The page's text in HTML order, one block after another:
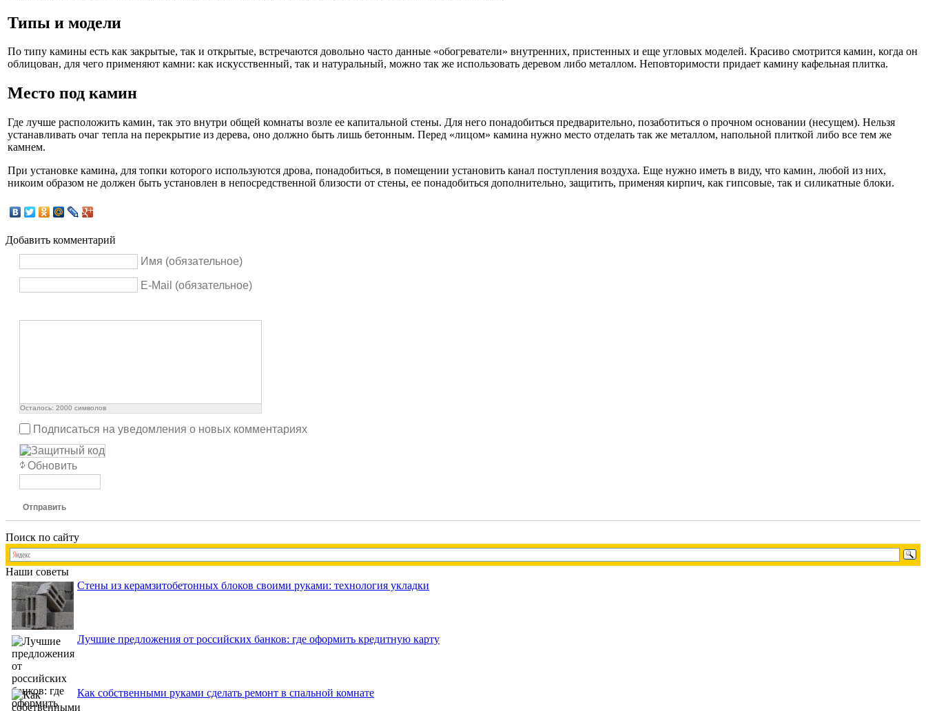
Типы и модели
По типу камины есть как закрытые, так и открытые, встречаются довольно часто данные «обогреватели» внутренних, пристенных и еще угловых моделей. Красиво смотрится камин, когда он
облицован, для чего применяют камни: как искусственный, так и натуральный, можно так же использовать деревом либо металлом. Неповторимости придает камину кафельная плитка.
Место под камин
Где лучше расположить камин, так это внутри общей комнаты возле ее капитальной стены. Для него понадобиться предварительно, позаботиться о прочном основании (несущем). Нельзя
устанавливать очаг тепла на перекрытие из дерева, оно должно быть лишь бетонным. Перед «лицом» камина нужно место отделать так же металлом, напольной плиткой либо все тем же
камнем.
При установке камина, для топки которого используются дрова, понадобиться, в помещении установить канал поступления воздуха. Еще нужно иметь в виду, что камин, любой из них,
никоим образом не должен быть установлен в непосредственной близости от стены, ее понадобиться дополнительно, защитить, применяя кирпич, как гипсовые, так и силикатные блоки.
Добавить комментарий
Имя (обязательное)
E-Mail (обязательное)
Осталось: 2000 символов
Подписаться на уведомления о новых комментариях
Обновить
Отправить
Поиск по сайту
Наши советы
Стены из керамзитобетонных блоков своими руками: технология укладки
Лучшие предложения от российских банков: где оформить кредитную карту
Как собственными руками сделать ремонт в спальной комнате